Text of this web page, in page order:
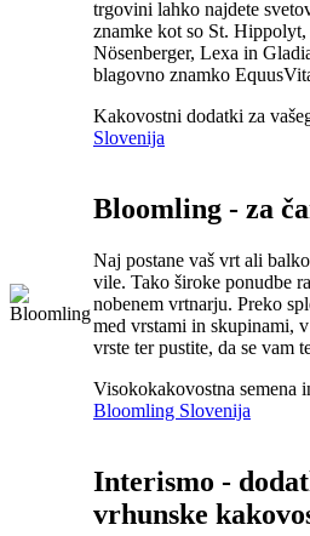
trgovini lahko najdete
znamke kot so St.
Nösenberger, Lexa in
blagovno znamko
Kakovostni dodatki za
Slovenija
Bloomling - za
Naj postane vaš vrt ali
vile. Tako široke ponudbe
nobenem vrtnarju. Preko
med vrstami in skupinami,
vrste ter pustite, da se vam
Visokokakovostna semena
Bloomling Slovenija
Interismo -
vrhunske